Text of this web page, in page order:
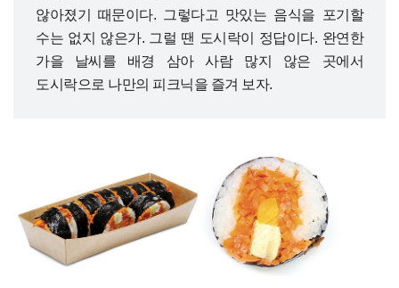
않아졌기 때문이다. 그렇다고 맛있는 음식을 포기할
수는 없지 않은가. 그럴 땐 도시락이 정답이다. 완연한
가을 날씨를 배경 삼아 사람 많지 않은 곳에서
도시락으로 나만의 피크닉을 즐겨 보자.